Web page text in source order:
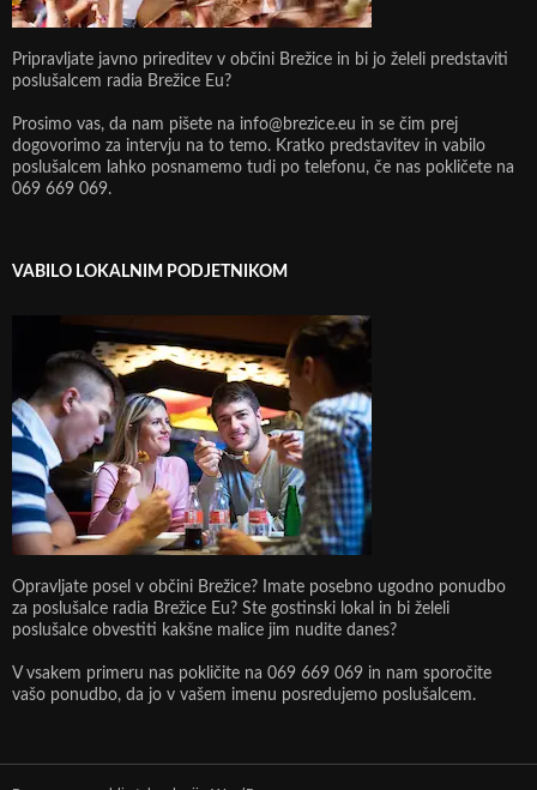
Pripravljate javno prireditev v občini Brežice in bi jo želeli predstaviti
poslušalcem radia Brežice Eu?
Prosimo vas, da nam pišete na info@brezice.eu in se čim prej
dogovorimo za intervju na to temo. Kratko predstavitev in vabilo
poslušalcem lahko posnamemo tudi po telefonu, če nas pokličete na
069 669 069.
VABILO LOKALNIM PODJETNIKOM
Opravljate posel v občini Brežice? Imate posebno ugodno ponudbo
za poslušalce radia Brežice Eu? Ste gostinski lokal in bi želeli
poslušalce obvestiti kakšne malice jim nudite danes?
V vsakem primeru nas pokličite na 069 669 069 in nam sporočite
vašo ponudbo, da jo v vašem imenu posredujemo poslušalcem.